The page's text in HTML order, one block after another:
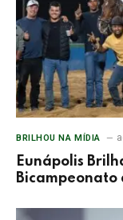
BRILHOU NA MÍDIA
Eunápolis